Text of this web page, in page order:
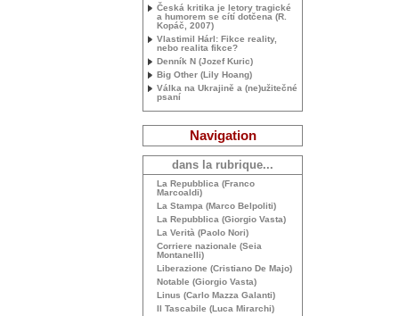
Česká kritika je letory tragické
a humorem se cítí dotčena (R.
Kopáč, 2007)
Vlastimil Hárl: Fikce reality,
nebo realita fikce?
Denník N (Jozef Kuric)
Big Other (Lily Hoang)
Válka na Ukrajině a (ne)užitečné
psaní
Navigation
dans la rubrique...
La Repubblica (Franco
Marcoaldi)
La Stampa (Marco Belpoliti)
La Repubblica (Giorgio Vasta)
La Verità (Paolo Nori)
Corriere nazionale (Seia
Montanelli)
Liberazione (Cristiano De Majo)
Notable (Giorgio Vasta)
Linus (Carlo Mazza Galanti)
Il Tascabile (Luca Mirarchi)